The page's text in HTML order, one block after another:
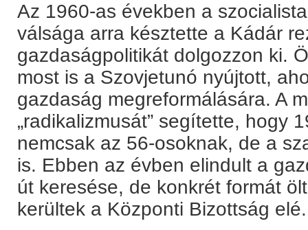
Az 1960-as években a
válsága arra késztette a Kádár
gazdaságpolitikát dolgozzon ki.
most is a Szovjetunó nyújtott,
gazdaság megreformálására. A
„radikalizmusát” segítette, hogy
nemcsak az 56-osoknak, de a
is. Ebben az évben elindult a
út keresése, de konkrét formát
kerültek a Központi Bizottság elé.